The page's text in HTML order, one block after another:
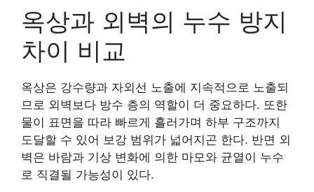
옥상과 외벽의 누수 방지
차이 비교
옥상은 강수량과 자외선 노출에 지속적으로 노출되
므로 외벽보다 방수 층의 역할이 더 중요하다. 또한
물이 표면을 따라 빠르게 흘러가며 하부 구조까지
도달할 수 있어 보강 범위가 넓어지곤 한다. 반면 외
벽은 바람과 기상 변화에 의한 마모와 균열이 누수
로 직결될 가능성이 있다.